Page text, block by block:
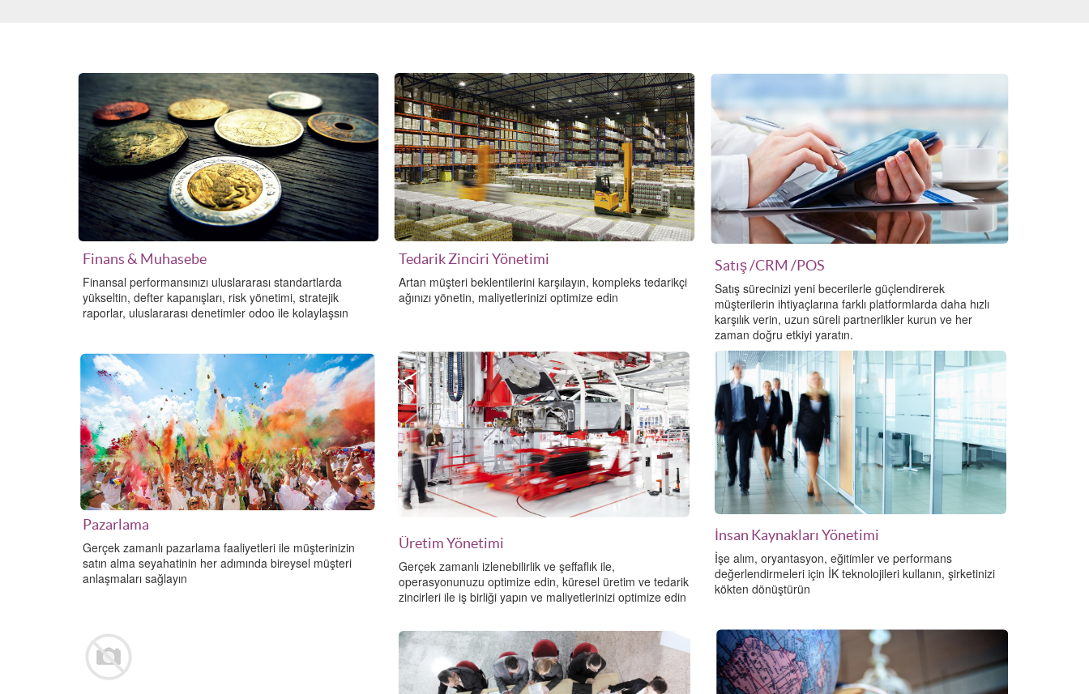
Finans & Muhasebe
Finansal performansınızı uluslararası standartlarda
yükseltin, defter kapanışları, risk yönetimi, stratejik
raporlar, uluslararası denetimler odoo ile kolaylaşsın
Tedarik Zinciri Yönetimi
Artan müşteri beklentilerini karşılayın, kompleks tedarikçi
ağınızı yönetin, maliyetlerinizi optimize edin
Satış/CRM /POS
Satış sürecinizi yeni becerilerle güçlendirerek
müşterilerin ihtiyaçlarına farklı platformlarda daha hızlı
karşılık verin, uzun süreli partnerlikler kurun ve her
zaman doğru etkiyi yaratın.
Pazarlama
Gerçek zamanlı pazarlama faaliyetleri ile müşterinizin
satın alma seyahatinin her adımında bireysel müşteri
anlaşmaları sağlayın
Üretim Yönetimi
Gerçek zamanlı izlenebilirlik ve şeffaflık ile,
operasyonunuzu optimize edin, küresel üretim ve tedarik
zincirleri ile iş birliği yapın ve maliyetlerinizi optimize edin
İnsan Kaynakları Yönetimi
İşe alım, oryantasyon, eğitimler ve performans
değerlendirmeleri için İK teknolojileri kullanın, şirketinizi
kökten dönüştürün